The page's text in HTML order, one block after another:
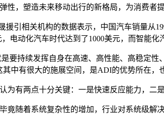
性，塑造未来移动出行的新格局，为消费者提
援引相关机构的数据表示，中国汽车销量从
电动化汽车时代达到了1000美元，而智能化
要持续发挥自身在高速、高性能、高稳定
中有很大的施展空间，是ADI的优势所在，
为有两点十分关键：一是快速反应能力，二
竟随着系统复杂性的增加，行业对系统级